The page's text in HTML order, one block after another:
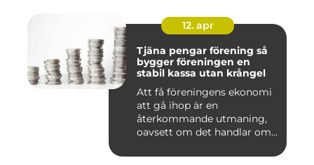
12. apr
Tjäna pengar förening så
bygger föreningen en
stabil kassa utan krångel
Att få föreningens ekonomi
att gå ihop är en
återkommande utmaning,
oavsett om det handlar om